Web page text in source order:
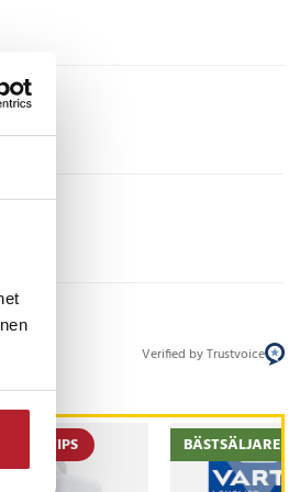
Verified by Trustvoice
BÄSTSÄLJARE